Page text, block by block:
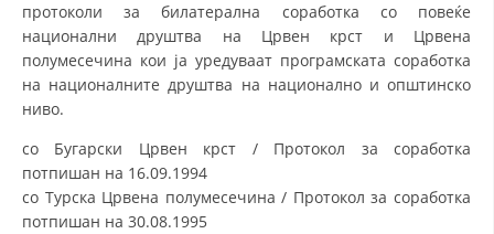
ДЕЈСТВУВАЊЕ
ПРИРАЧНИЦИ
протоколи за билатерална соработка со повеќе
национални друштва на Црвен крст и Црвена
полумесечина кои ја уредуваат програмската соработка
на националните друштва на национално и општинско
ниво.
со Бугарски Црвен крст / Протокол за соработка
потпишан на 16.09.1994
со Турска Црвена полумесечина / Протокол за соработка
потпишан на 30.08.1995